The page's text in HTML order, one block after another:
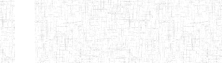
GTTC AKWA-
BAKASSI
27/08/2013 ENIEG Public
GTTC
01/08/1997 ENIEG Public